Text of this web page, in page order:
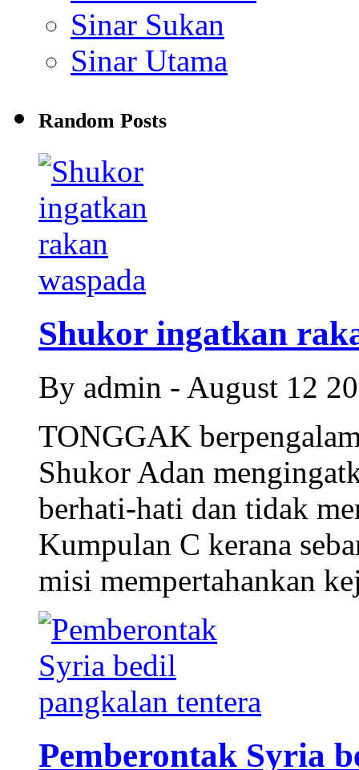
Sinar Sukan
Sinar Utama
Random Posts
Shukor ingatkan
By admin - August 12
TONGGAK
Shukor Adan
berhati-hati dan tidak
Kumpulan C kerana
misi mempertahankan
Pemberontak Syria